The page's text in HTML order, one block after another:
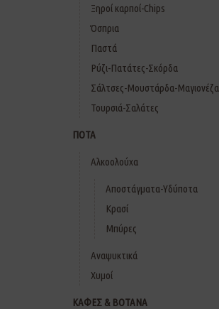
Ξηροί καρποί-Chips
Όσπρια
Παστά
Ρύζι-Πατάτες-Σκόρδα
Σάλτσες-Μουστάρδα-Μαγιονέζα
Τουρσιά-Σαλάτες
ΠΟΤΑ
Αλκοολούχα
Αποστάγματα-Υδύποτα
Κρασί
Μπύρες
Αναψυκτικά
Χυμοί
ΚΑΦΕΣ & ΒΟΤΑΝΑ